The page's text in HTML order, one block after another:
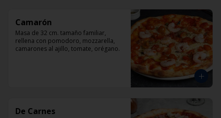
Camarón
Masa de 32 cm. tamaño familiar,
rellena con pomodoro, mozzarella,
camarones al ajillo, tomate, orégano.
De Carnes